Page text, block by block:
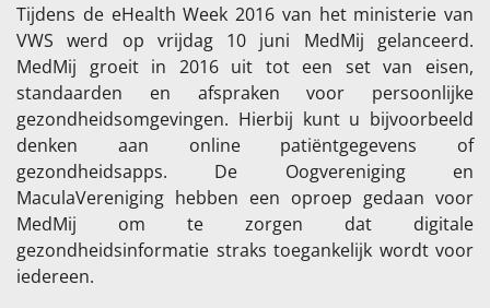
Tijdens de eHealth Week 2016 van het ministerie van
VWS werd op vrijdag 10 juni MedMij gelanceerd.
MedMij groeit in 2016 uit tot een set van eisen,
standaarden en afspraken voor persoonlijke
gezondheids­omgevingen. Hierbij kunt u bijvoorbeeld
denken aan online patiëntgegevens of
gezondheidsapps. De Oogvereniging en
MaculaVereniging hebben een oproep gedaan voor
MedMij om te zorgen dat digitale
gezondheidsinformatie straks toegankelijk wordt voor
iedereen.